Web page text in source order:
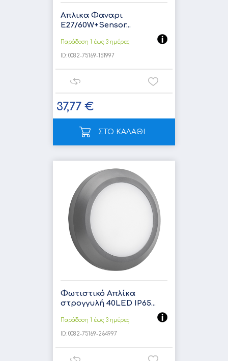
Απλικα Φαναρι
Ε27/60W+Sensor...
Παράδοση 1 έως 3 ημέρες
ID: 0082-75169-151997
37,77 €
ΣΤΟ ΚΑΛΑΘΙ
Φωτιστικό Απλίκα
στρογγυλή 40LED IP65...
Παράδοση 1 έως 3 ημέρες
ID: 0082-75169-264997